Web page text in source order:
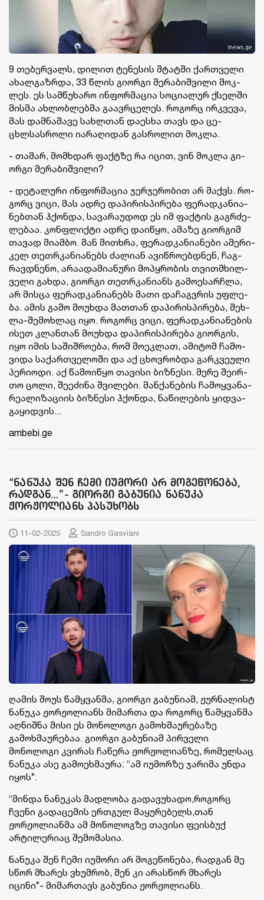
9 თე­ბერ­ვალს, დი­ლით ტე­ნე­სის შტატ­ში ქარ­თვე­ლი
ახალ­გაზ­რდა, 33 წლის გი­ორ­გი მე­რა­ბიშ­ვი­ლი მოკ­
ლეს. ეს სამ­წუ­ხა­რო ინ­ფორ­მა­ცია სო­ცი­ა­ლურ ქსელ­ში
მის­მა ახ­ლობ­ლებ­მა გა­ავ­რცე­ლეს. რო­გორც ირ­კვე­ვა,
მას დამ­ნა­შა­ვე სახ­ლთან და­ეს­ხა თავს და ცე­
ცხლსას­რო­ლი ია­რა­ღი­დან გას­რო­ლით მოკ­ლა.
- თა­მარ, მომ­ხდარ ფაქ­ტზე რა იცით, ვინ მოკ­ლა გი­
ორ­გი მე­რა­ბიშ­ვი­ლი?
- დე­ტა­ლუ­რი ინ­ფორ­მა­ცია ჯერ­ჯე­რო­ბით არ მაქვს. რო­
გორც ვიცი, მას ადრე და­პი­რის­პი­რე­ბა ფე­რად­კა­ნი­ა­
ნებ­თან ჰქონ­და, სა­ვა­რა­უ­დოდ ეს იმ ფაქ­ტის გაგ­რძე­
ლე­ბაა. კონ­ფლიქ­ტი ადრე და­ი­წყო, ამა­ზე გი­ორ­გიმ
თა­ვად მი­ამ­ბო. მან მი­თხრა, ფე­რად­კა­ნი­ა­ნე­ბი ამე­რი­
კელ თეთრკა­ნი­ა­ნებს ძა­ლი­ან ავიწ­რო­ებ­დნენ, ჩაგ­
რავ­დნე­ნო, არა­ა­და­მი­ა­ნუ­რი მო­პყრო­ბის თვითმხილ­
ვე­ლი გახ­და, გი­ორ­გი თეთრკა­ნი­ანს გა­მო­ე­სარ­ჩლა,
არ მის­ცა ფე­რად­კა­ნი­ა­ნებს მათი და­ჩაგ­ვრის უფ­ლე­
ბა. ამის გამო მო­უხ­და მათ­თან და­პი­რის­პი­რე­ბა, შეხ­
ლა-შე­მოხ­ლაც იყო. რო­გორც ვიცი, ფე­რად­კა­ნი­ა­ნე­ბის
ისეთ კლან­თან მო­უხ­და და­პი­რის­პი­რე­ბა გი­ორ­გის,
იყო იმის სა­შიშ­რო­ე­ბა, რომ მო­ეკ­ლათ, ამი­ტომ ჩა­მო­
ვი­და სა­ქარ­თვე­ლო­ში და აქ ცხოვ­რობ­და გარ­კვე­უ­ლი
პე­რი­ო­დი. აქ წა­მო­ი­წყო თა­ვი­სი ბიზ­ნე­სი. მერე შე­ირ­
თო ცოლი, შე­ე­ძი­ნა შვი­ლე­ბი. მან­ქა­ნე­ბის ჩა­მოყ­ვა­ნა-
რე­ა­ლი­ზა­ცი­ის ბიზ­ნე­სი ჰქონ­და, ნა­წი­ლე­ბის ყიდ­ვა-
გა­ყიდ­ვის...
ambebi.ge
“ნანუკა შენ ჩემი იუმორი არ მოგეწონება,
რადგან…”- გიორგი გაბუნია ნანუკა
ჟორჟოლიანს პასუხობს
11-02-2025 Sandro Gasviani
ღამის შოუს წამყვანმა, გიორგი გაბუნიამ, ჟურნალისტ
ნანუკა ჟორჟოლიანს მიმართა და როგორც წამყვანმა
აღნიშნა მისი ეს მონოლოგი გამოხმაურებაზე
გამოხმაურებაა. გიორგი გაბუნიამ პირველი
მონოლოგი კვირას ჩაწერა ჟორჟოლიანზე, რომელსაც
ნანუკა ასე გამოეხმაურა: “ამ იუმორზე ჯარიმა უნდა
იყოს”.
“მინდა ნანუკას მადლობა გადავუხადო,როგორც
ჩვენი გადაცემის ერთგულ მაყურებელს,თან
ჟორჟოლიანმა ამ მონოლოგზე თავისი ფეისბუქ
არტილერიაც შემომასია.
ნანუკა შენ ჩემი იუმორი არ მოგეწონება, რადგან მე
სწორ მხარეს ვხუმრობ, შენ კი არასწორ მხარეს
იცინი”- მიმართავს გაბუნია ჟორჟოლიანს.